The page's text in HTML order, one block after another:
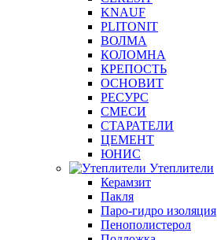
KNAUF
PLITONIT
ВОЛМА
КОЛОМНА
КРЕПОСТЬ
ОСНОВИТ
РЕСУРС
СМЕСИ
СТАРАТЕЛИ
ЦЕМЕНТ
ЮНИС
Утеплители
Керамзит
Пакля
Паро-гидро изоляция
Пенополистерол